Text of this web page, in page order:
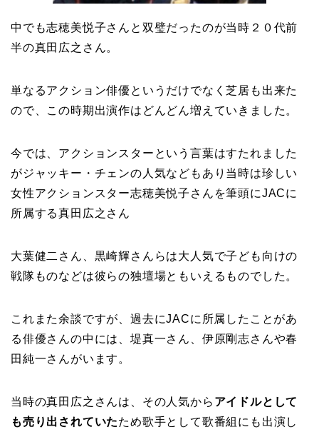
中でも志穂美悦子さんと双璧だったのが当時２０代前
半の真田広之さん。
単なるアクション俳優というだけでなく芝居も出来た
ので、この時期出演作はどんどん増えていきました。
今では、アクションスターという言葉はすたれました
がジャッキー・チェンの人気などもあり当時は珍しい
女性アクションスター志穂美悦子さんを筆頭にJACに
所属する真田広之さん
大葉健二さん、黒崎輝さんらは大人気で子ども向けの
戦隊ものなどは彼らの独壇場ともいえるものでした。
これまた余談ですが、過去にJACに所属したことがあ
る俳優さんの中には、堤真一さん、伊原剛志さんや春
田純一さんがいます。
当時の真田広之さんは、その人気から アイドルとして
も売り出されていたため歌手として歌番組にも出演し